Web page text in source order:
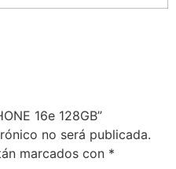
16e 128GB”
no será publicada.
marcados con *